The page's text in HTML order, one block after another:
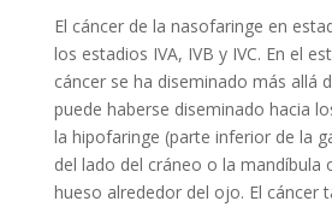
El cáncer de la nasofaringe en
los estadios IVA, IVB y IVC. En el
cáncer se ha diseminado más allá
puede haberse diseminado hacia
la hipofaringe (parte inferior de la
del lado del cráneo o la mandíbula
hueso alrededor del ojo. El cáncer